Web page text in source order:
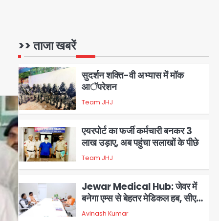
>> ताजा खबरें
2
3
एयरपोर्ट का फर्जी कर्मचारी बनकर 3
लाख उड़ाए, अब पहुंचा सलाखों के पीछे
4
Jewar Medical Hub: जेवर में
बनेगा एम्स से बेहतर मेडिकल हब, सीएम
योगी को लिखा पत्र
Assam Floods: सलमान खान
का ‘आशियाना’ अभियान – 500
बाढ़रोधी घर, 220 तैयार; जुबीन गर्ग की